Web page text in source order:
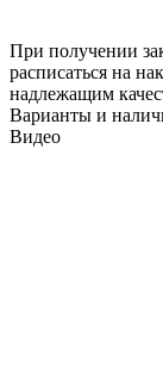
При получении
расписаться на
надлежащим
Варианты и
Видео